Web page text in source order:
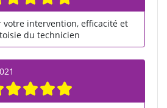
intervention, efficacité et
du technicien